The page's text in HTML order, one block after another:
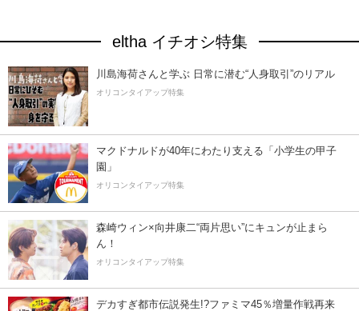
eltha イチオシ特集
川島海荷さんと学ぶ 日常に潜む“人身取引”のリアル
オリコンタイアップ特集
マクドナルドが40年にわたり支える「小学生の甲子
園」
オリコンタイアップ特集
森崎ウィン×向井康二“両片思い”にキュンが止まら
ん！
オリコンタイアップ特集
デカすぎ都市伝説発生!?ファミマ45％増量作戦再来